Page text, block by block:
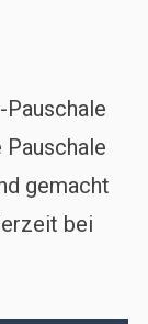
Pauschale
gemacht
bei